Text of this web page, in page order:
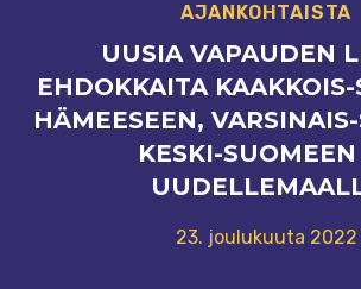
AJANKOHTAISTA
UUSIA VAPAUDEN
EHDOKKAITA
HÄMEESEEN,
KESKI-
23. joulukuuta 2022